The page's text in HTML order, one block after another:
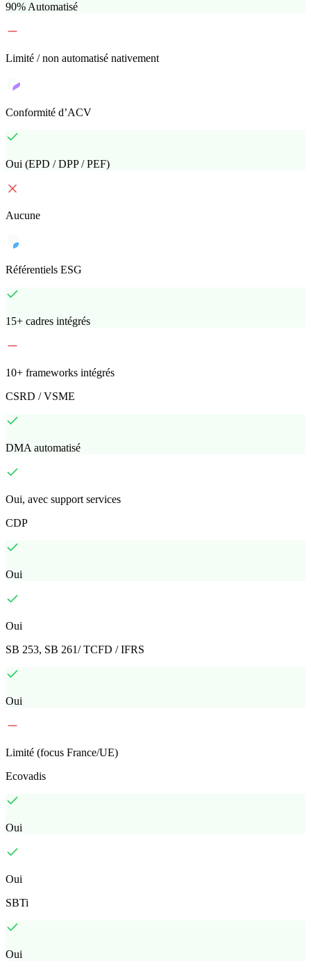
90% Automatisé
Limité / non automatisé nativement
Conformité d’ACV
Oui (EPD / DPP / PEF)
Aucune
Référentiels ESG
15+ cadres intégrés
10+ frameworks intégrés
CSRD / VSME
DMA automatisé
Oui, avec support services
CDP
Oui
Oui
SB 253, SB 261/ TCFD / IFRS
Oui
Limité (focus France/UE)
Ecovadis
Oui
Oui
SBTi
Oui